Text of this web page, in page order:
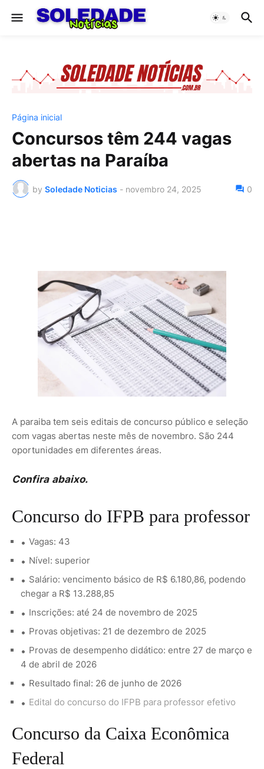
Página inicial
Concursos têm 244 vagas
abertas na Paraíba
by Soledade Noticias - novembro 24, 2025 0
A paraiba tem seis editais de concurso público e seleção
com vagas abertas neste mês de novembro. São 244
oportunidades em diferentes áreas.
Confira abaixo.
Concurso do IFPB para professor
Vagas: 43
Nível: superior
Salário: vencimento básico de R$ 6.180,86, podendo
chegar a R$ 13.288,85
Inscrições: até 24 de novembro de 2025
Provas objetivas: 21 de dezembro de 2025
Provas de desempenho didático: entre 27 de março e
4 de abril de 2026
Resultado final: 26 de junho de 2026
Edital do concurso do IFPB para professor efetivo
Concurso da Caixa Econômica
Federal